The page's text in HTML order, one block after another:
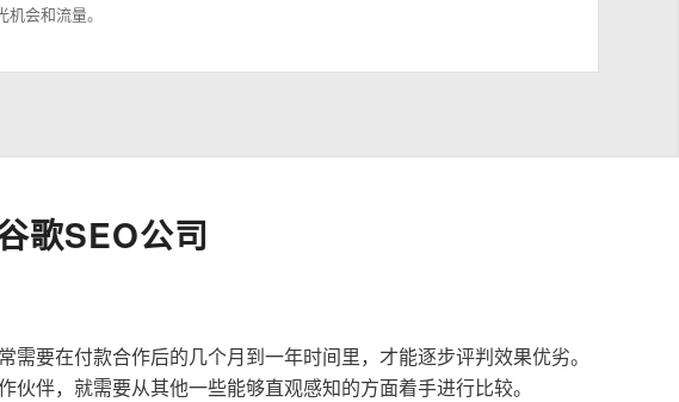
会和流量。
歌SEO公司
要在付款合作后的几个月到一年时间里，才能逐步评判效果优劣。
伴，就需要从其他一些能够直观感知的方面着手进行比较。